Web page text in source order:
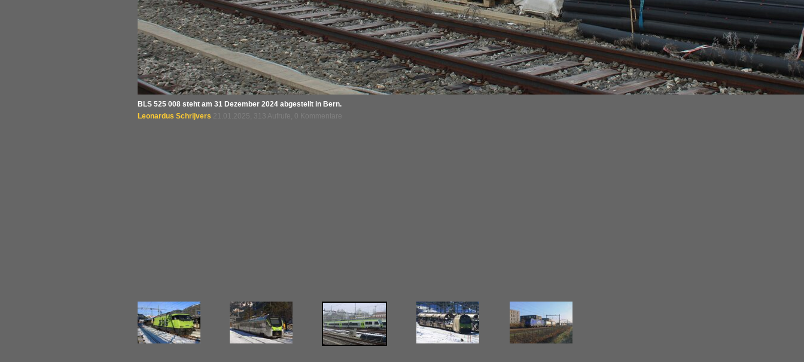
BLS 525 008 steht am 31 Dezember 2024 abgestellt in Bern.
Leonardus Schrijvers 21.01.2025, 313 Aufrufe, 0 Kommentare